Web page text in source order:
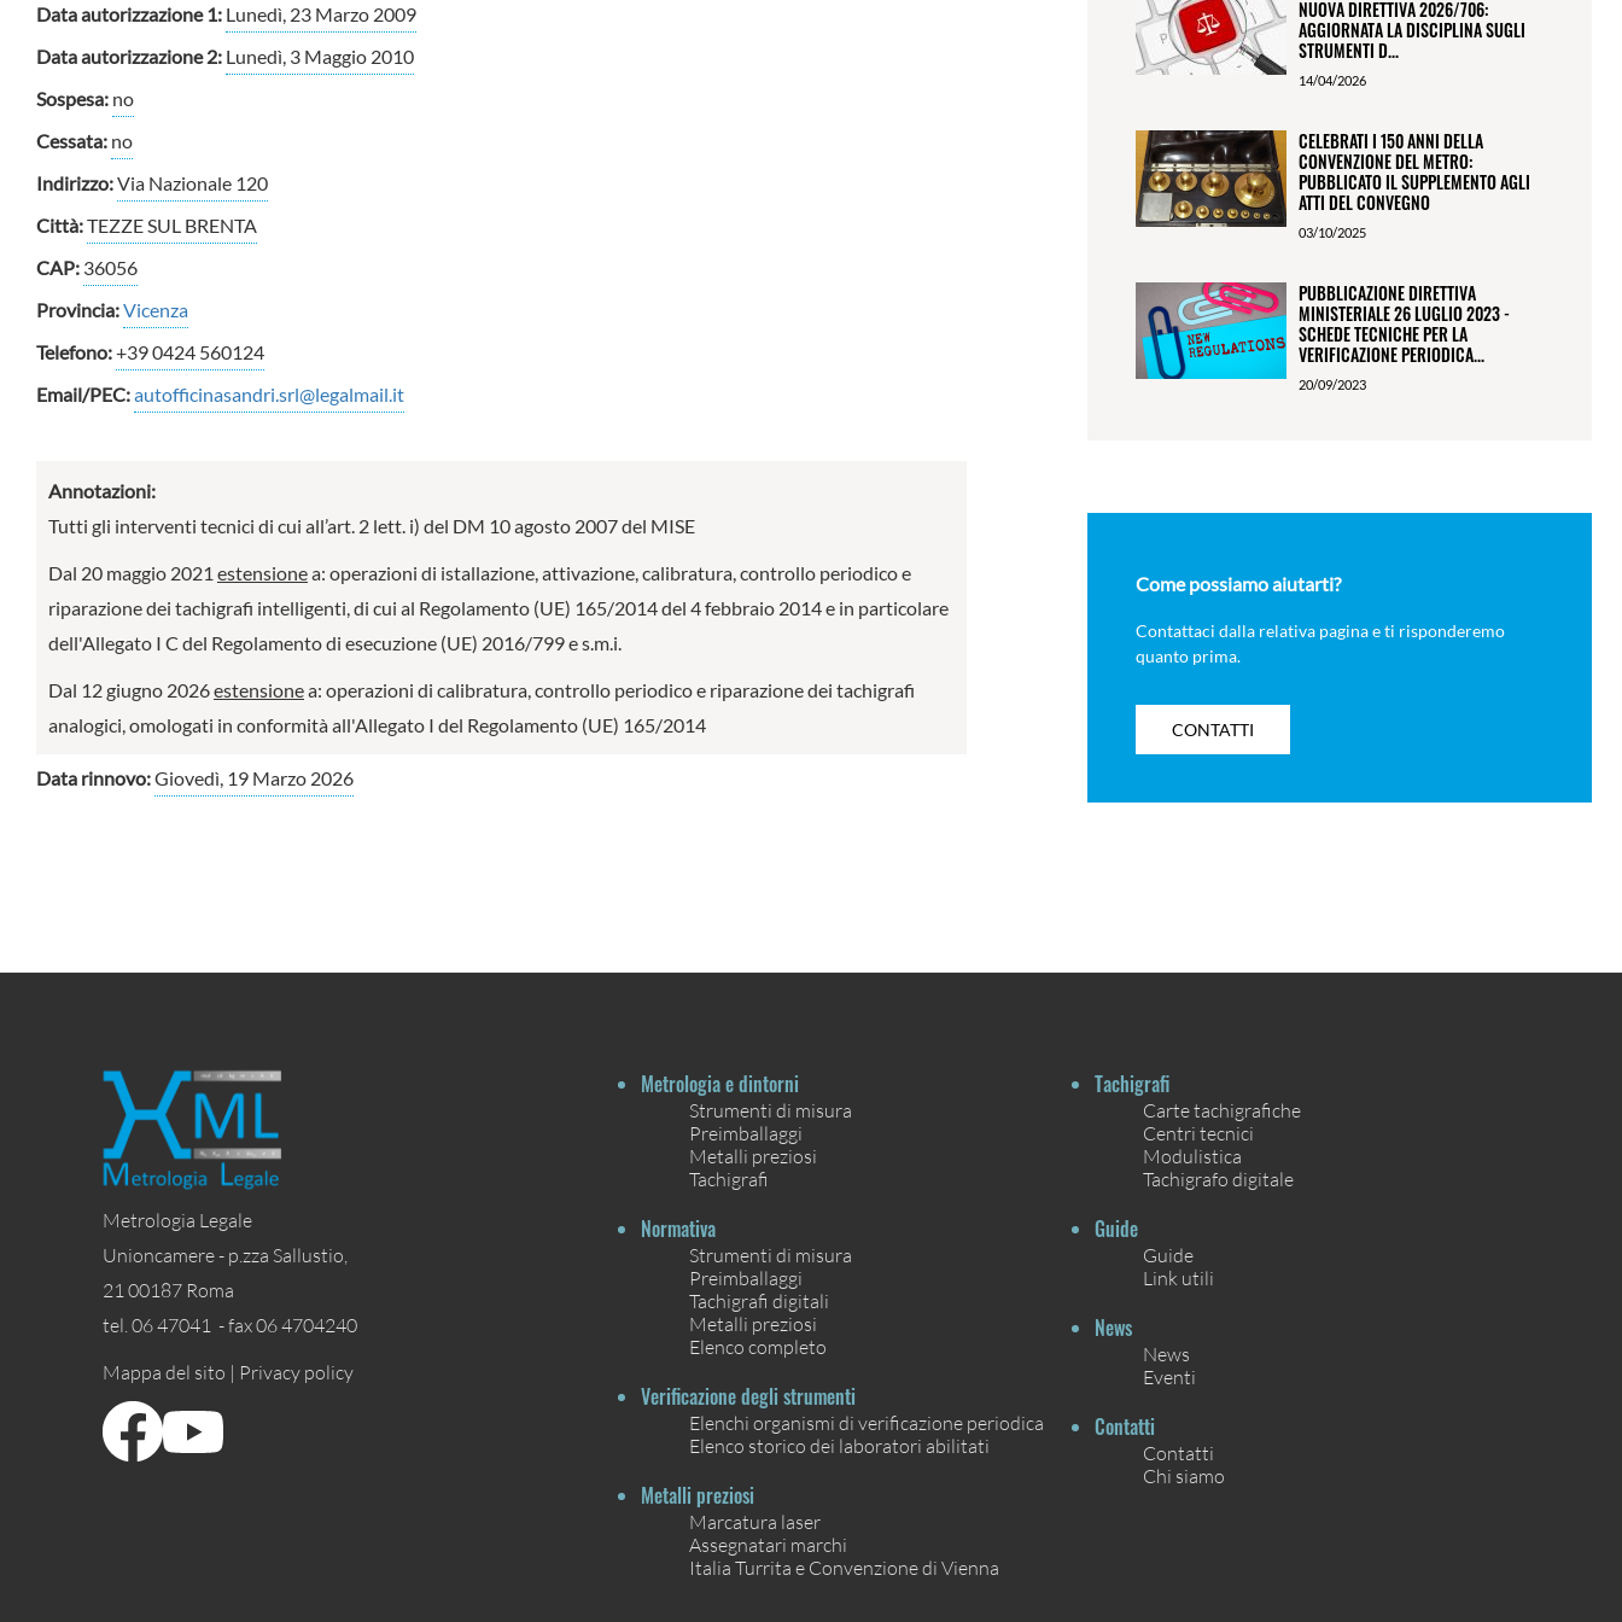
Data autorizzazione 1: Lunedì, 23 Marzo 2009
Data autorizzazione 2: Lunedì, 3 Maggio 2010
Sospesa: no
Cessata: no
Indirizzo:Via Nazionale 120
Città:TEZZE SUL BRENTA
CAP: 36056
Provincia:Vicenza
Telefono:+39 0424 560124
Email/PEC:autofficinasandri.srl@legalmail.it
Annotazioni:
Tutti gli interventi tecnici di cui all’art. 2 lett. i) del DM 10 agosto 2007 del MISE
Dal 20 maggio 2021 estensionea: operazioni di istallazione, attivazione, calibratura, controllo periodico e
riparazione dei tachigrafi intelligenti, di cui al Regolamento (UE) 165/2014 del 4 febbraio 2014 e in particolare
dell'Allegato I C del Regolamento di esecuzione (UE) 2016/799 e s.m.i.
Dal 12 giugno 2026estensionea: operazioni di calibratura, controllo periodico e riparazione dei tachigrafi
analogici, omologati in conformità all'Allegato I del Regolamento (UE) 165/2014
Data rinnovo:Giovedì, 19 Marzo 2026
NUOVA DIRETTIVA 2026/706:
AGGIORNATA LA DISCIPLINA SUGLI
STRUMENTI D...
14/04/2026
CELEBRATI I 150 ANNI DELLA
CONVENZIONE DEL METRO:
PUBBLICATO IL SUPPLEMENTO AGLI
ATTI DEL CONVEGNO
03/10/2025
PUBBLICAZIONE DIRETTIVA
MINISTERIALE 26 LUGLIO 2023 -
SCHEDE TECNICHE PER LA
VERIFICAZIONE PERIODICA...
20/09/2023
Come possiamo aiutarti?
Contattaci dalla relativa pagina e ti risponderemo
quanto prima.
CONTATTI
Metrologia Legale
Unioncamere - p.zza Sallustio,
21 00187 Roma
tel. 06 47041 - fax 06 4704240
Mappa del sito | Privacy policy
Metrologia e dintorni
Strumenti di misura
Preimballaggi
Metalli preziosi
Tachigrafi
Normativa
Strumenti di misura
Preimballaggi
Tachigrafi digitali
Metalli preziosi
Elenco completo
Verificazione degli strumenti
Elenchi organismi di verificazione periodica
Elenco storico dei laboratori abilitati
Metalli preziosi
Marcatura laser
Assegnatari marchi
Italia Turrita e Convenzione di Vienna
Tachigrafi
Carte tachigrafiche
Centri tecnici
Modulistica
Tachigrafo digitale
Guide
Guide
Link utili
News
News
Eventi
Contatti
Contatti
Chi siamo